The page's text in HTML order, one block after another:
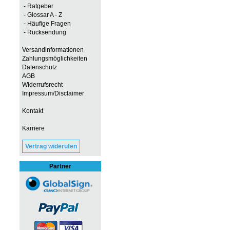
- Ratgeber
- Glossar A - Z
- Häufige Fragen
- Rücksendung
Versandinformationen
Zahlungsmöglichkeiten
Datenschutz
AGB
Widerrufsrecht
Impressum/Disclaimer
Kontakt
Karriere
Vertrag widerufen
Partner